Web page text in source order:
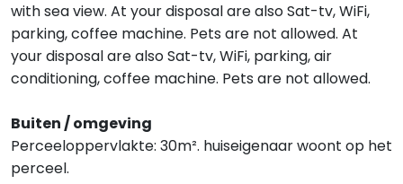
with sea view. At your disposal are also Sat-tv, WiFi,
parking, coffee machine. Pets are not allowed. At
your disposal are also Sat-tv, WiFi, parking, air
conditioning, coffee machine. Pets are not allowed.
Buiten / omgeving
Perceeloppervlakte: 30m². huiseigenaar woont op het
perceel.